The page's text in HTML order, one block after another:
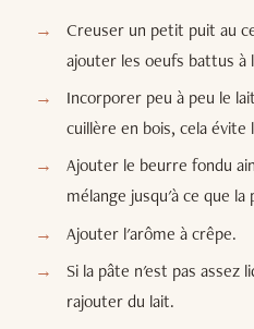
Creuser un petit puit au
ajouter les oeufs battus à
Incorporer peu à peu le
cuillère en bois, cela évite
Ajouter le beurre fondu
mélange jusqu'à ce que la
Ajouter l'arôme à crêpe.
Si la pâte n'est pas assez
rajouter du lait.